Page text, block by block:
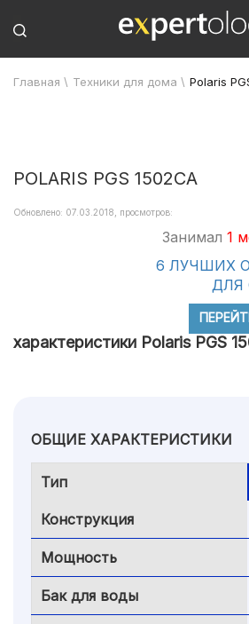
Главная \ Техники для дома \ Polaris
POLARIS PGS 1502CA
Обновлено: 07.03.2018, просмотров:
Занимал 1
6 ЛУЧШИХ
ДЛЯ
характеристики Polaris PGS
ОБЩИЕ ХАРАКТЕРИСТИКИ
Тип
Конструкция
Мощность
Бак для воды